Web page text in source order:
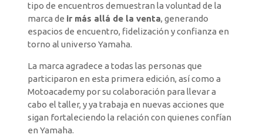
tipo de encuentros demuestran la voluntad de la
marca de ir más allá de la venta, generando
espacios de encuentro, fidelización y confianza en
torno al universo Yamaha.
La marca agradece a todas las personas que
participaron en esta primera edición, así como a
Motoacademy por su colaboración para llevar a
cabo el taller, y ya trabaja en nuevas acciones que
sigan fortaleciendo la relación con quienes confían
en Yamaha.